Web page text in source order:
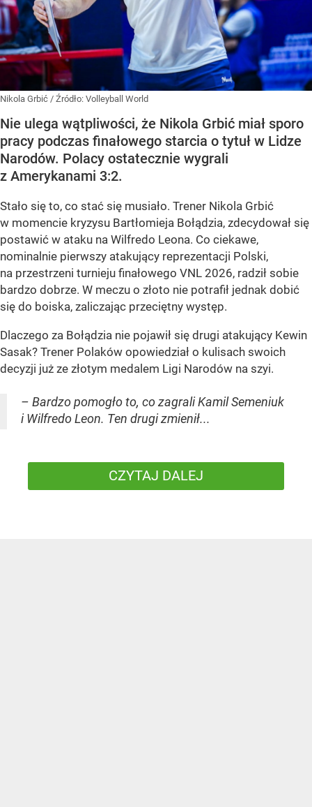
Nikola Grbić / Źródło: Volleyball World
Nie ulega wątpliwości, że Nikola Grbić miał sporo
pracy podczas finałowego starcia o tytuł w Lidze
Narodów. Polacy ostatecznie wygrali
z Amerykanami 3:2.
Stało się to, co stać się musiało. Trener Nikola Grbić
w momencie kryzysu Bartłomieja Bołądzia, zdecydował się
postawić w ataku na Wilfredo Leona. Co ciekawe,
nominalnie pierwszy atakujący reprezentacji Polski,
na przestrzeni turnieju finałowego VNL 2026, radził sobie
bardzo dobrze. W meczu o złoto nie potrafił jednak dobić
się do boiska, zaliczając przeciętny występ.
Dlaczego za Bołądzia nie pojawił się drugi atakujący Kewin
Sasak? Trener Polaków opowiedział o kulisach swoich
decyzji już ze złotym medalem Ligi Narodów na szyi.
– Bardzo pomogło to, co zagrali Kamil Semeniuk
i Wilfredo Leon. Ten drugi zmienił...
CZYTAJ DALEJ